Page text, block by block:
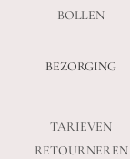
BOLLEN
BEZORGING
TARIEVEN
RETOURNEREN